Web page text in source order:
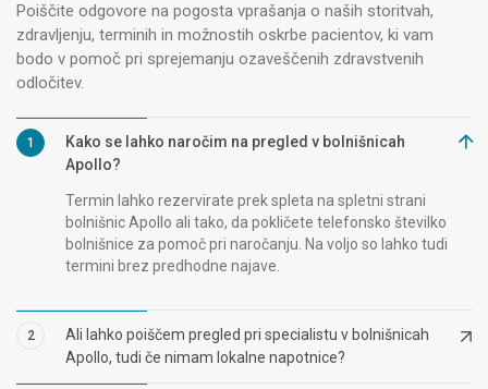
Poiščite odgovore na pogosta vprašanja o naših storitvah,
zdravljenju, terminih in možnostih oskrbe pacientov, ki vam
bodo v pomoč pri sprejemanju ozaveščenih zdravstvenih
odločitev.
1
Kako se lahko naročim na pregled v bolnišnicah
Apollo?
Termin lahko rezervirate prek spleta na spletni strani
bolnišnic Apollo ali tako, da pokličete telefonsko številko
bolnišnice za pomoč pri naročanju. Na voljo so lahko tudi
termini brez predhodne najave.
2
Ali lahko poiščem pregled pri specialistu v bolnišnicah
Apollo, tudi če nimam lokalne napotnice?